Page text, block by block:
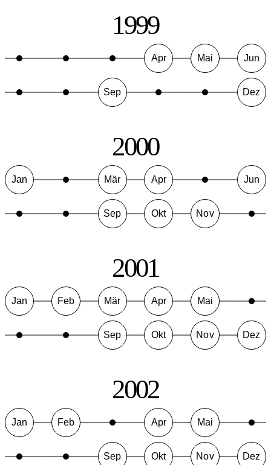
1999
Apr Mai Jun
Sep Dez
2000
Jan Mär Apr Jun
Sep Okt Nov
2001
Jan Feb Mär Apr Mai
Sep Okt Nov Dez
2002
Jan Feb Apr Mai
Sep Okt Nov Dez